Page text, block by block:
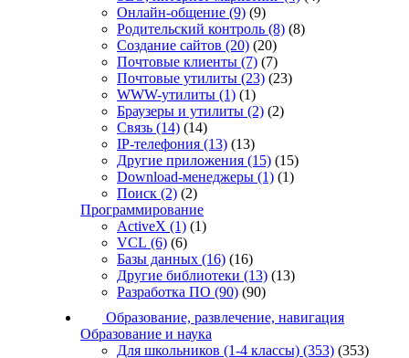
Онлайн-общение (9) (9)
Родительский контроль (8) (8)
Создание сайтов (20) (20)
Почтовые клиенты (7) (7)
Почтовые утилиты (23) (23)
WWW-утилиты (1) (1)
Браузеры и утилиты (2) (2)
Связь (14) (14)
IP-телефония (13) (13)
Другие приложения (15) (15)
Download-менеджеры (1) (1)
Поиск (2) (2)
Программирование
ActiveX (1) (1)
VCL (6) (6)
Базы данных (16) (16)
Другие библиотеки (13) (13)
Разработка ПО (90) (90)
Образование, развлечение, навигация
Образование и наука
Для школьников (1-4 классы) (353) (353)